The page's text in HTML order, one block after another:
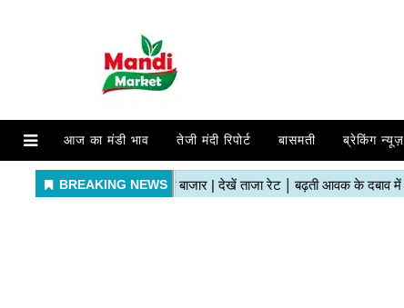
आज का मंडी भाव तेजी मंदी रिपोर्ट बासमती ब्रेकिंग न्यूज़